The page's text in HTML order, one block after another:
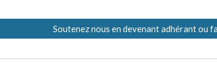
Soutenez nous en devenant adhérant ou